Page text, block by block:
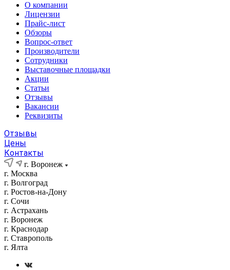
О компании
Лицензии
Прайс-лист
Обзоры
Вопрос-ответ
Производители
Сотрудники
Выставочные площадки
Акции
Статьи
Отзывы
Вакансии
Реквизиты
Отзывы
Цены
Контакты
г. Воронеж
г. Москва
г. Волгоград
г. Ростов-на-Дону
г. Сочи
г. Астрахань
г. Воронеж
г. Краснодар
г. Ставрополь
г. Ялта